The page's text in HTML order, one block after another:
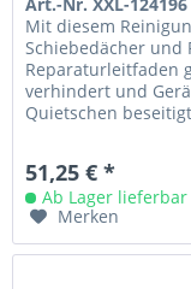
Mit diesem
Schiebedächer und
Reparaturleitfaden
verhindert und
Quietschen
51,25 € *
Ab Lager lieferbar
Merken